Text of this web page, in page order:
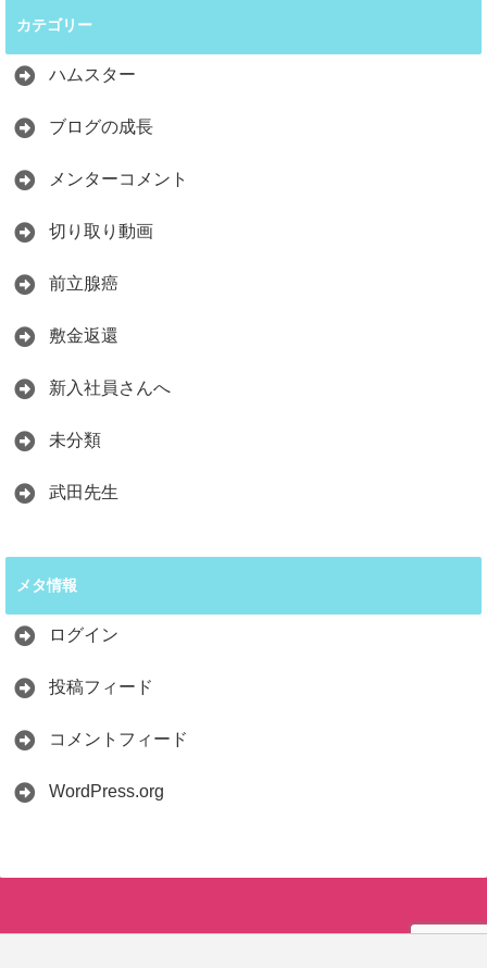
カテゴリー
ハムスター
ブログの成長
メンターコメント
切り取り動画
前立腺癌
敷金返還
新入社員さんへ
未分類
武田先生
メタ情報
ログイン
投稿フィード
コメントフィード
WordPress.org